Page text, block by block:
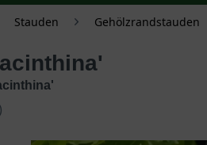
Stauden Gehölzrandstauden
)